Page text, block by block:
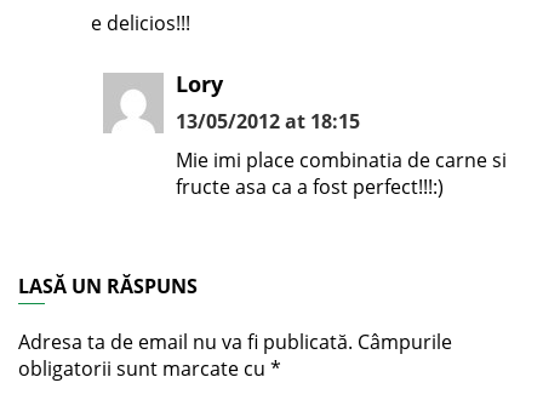
e delicios!!!
Lory
13/05/2012 at 18:15
Mie imi place combinatia de carne si
fructe asa ca a fost perfect!!!:)
LASĂ UN RĂSPUNS
Adresa ta de email nu va fi publicată. Câmpurile
obligatorii sunt marcate cu *